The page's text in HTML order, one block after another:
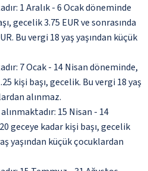
1 Aralık - 6 Ocak döneminde
gecelik 3.75 EUR ve sonrasında
Bu vergi 18 yaş yaşından küçük
7 Ocak - 14 Nisan döneminde,
kişi başı, gecelik. Bu vergi 18 yaş
alınmaz.
15 Nisan - 14
geceye kadar kişi başı, gecelik
yaşından küçük çocuklardan